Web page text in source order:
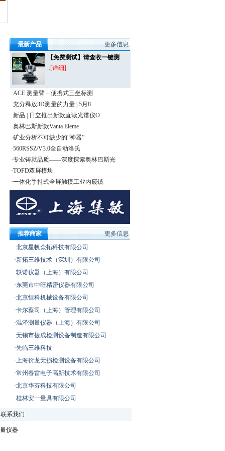
最新产品
更多信息
【免费测试】请查收一键测
..[详细]
·ACE 测量臂 – 便携式三坐标测
·充分释放3D测量的力量 | 5月8
·新品 | 日立推出新款直读光谱仪O
·奥林巴斯新款Vanta Eleme
·矿业分析不可缺少的“神器”
·560RSSZ/V3.0全自动洛氏
·专业铸就品质——深度探索奥林巴斯光
·TOFD双屏模块
·一体化手持式全屏触摸工业内窥镜
推荐商家
更多信息
·北京星帆众拓科技有限公司
·新拓三维技术（深圳）有限公司
·轶诺仪器（上海）有限公司
·东莞市中旺精密仪器有限公司
·北京恒科机械设备有限公司
·卡尔蔡司（上海）管理有限公司
·温泽测量仪器（上海）有限公司
·无锡市捷成检测设备制造有限公司
·先临三维科技
·上海衍龙无损检测设备有限公司
·常州春雷电子高新技术有限公司
·北京华芬科技有限公司
·桂林安一量具有限公司
联系我们
仪器